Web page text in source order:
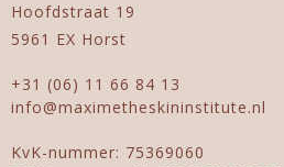
Hoofdstraat 19
5961 EX Horst
+31 (06) 11 66 84 13
info@maximetheskininstitute.nl
KvK-nummer: 75369060